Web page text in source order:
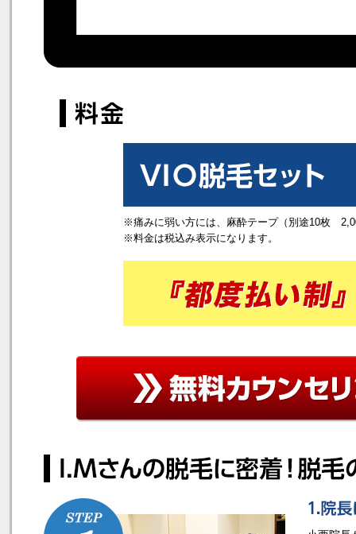
※痛みに弱い方には、麻酔テープ（別途10枚
※料金は税込み表示になります。